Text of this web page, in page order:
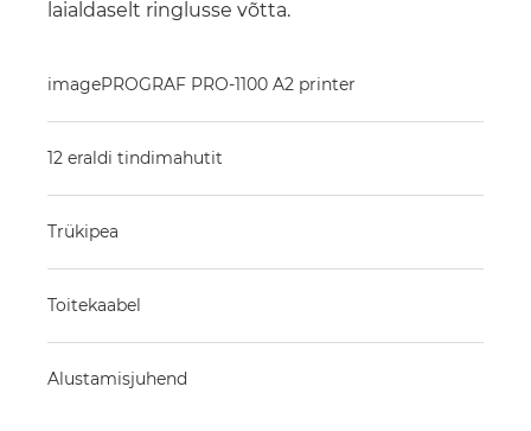
laialdaselt ringlusse võtta.
imagePROGRAF PRO-1100 A2 printer
12 eraldi tindimahutit
Trükipea
Toitekaabel
Alustamisjuhend